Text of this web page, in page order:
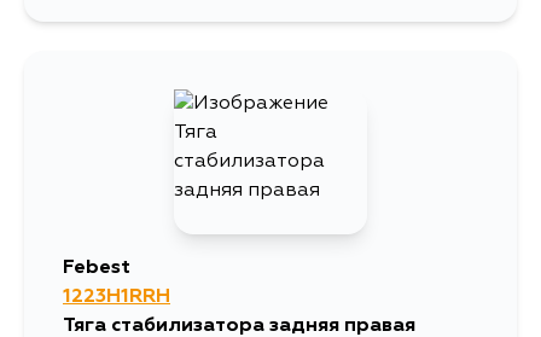
2332
18 августа
Febest
1223H1RRH
Тяга стабилизатора задняя правая